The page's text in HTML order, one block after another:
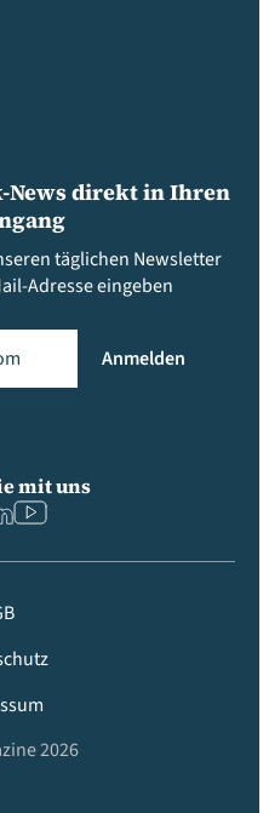
direkt in Ihren
täglichen Newsletter
Adresse eingeben
Anmelden
mit uns
2026